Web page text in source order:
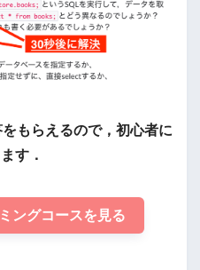
もらえるので，初心者に
す．
ングコースを見る